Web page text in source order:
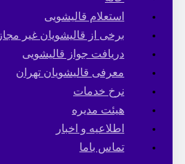
استعلام قالیشویی
برخی از قالیشویان غیر مجاز
دریافت جواز قالیشویی
معرفی قالیشویان تهران
نرخ خدمات
هیئت مدیره
اطلاعیه و اخبار
تماس باما